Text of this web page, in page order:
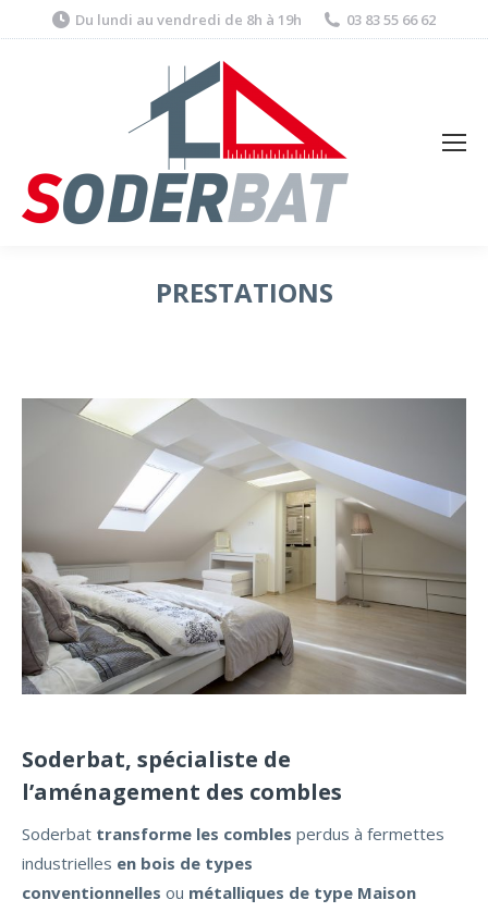
Du lundi au vendredi de 8h à 19h 03 83 55 66 62
PRESTATIONS
Soderbat, spécialiste de
l’aménagement des combles
Soderbat transforme les combles perdus à fermettes
industrielles en bois de types
conventionnelles ou métalliques de type Maison